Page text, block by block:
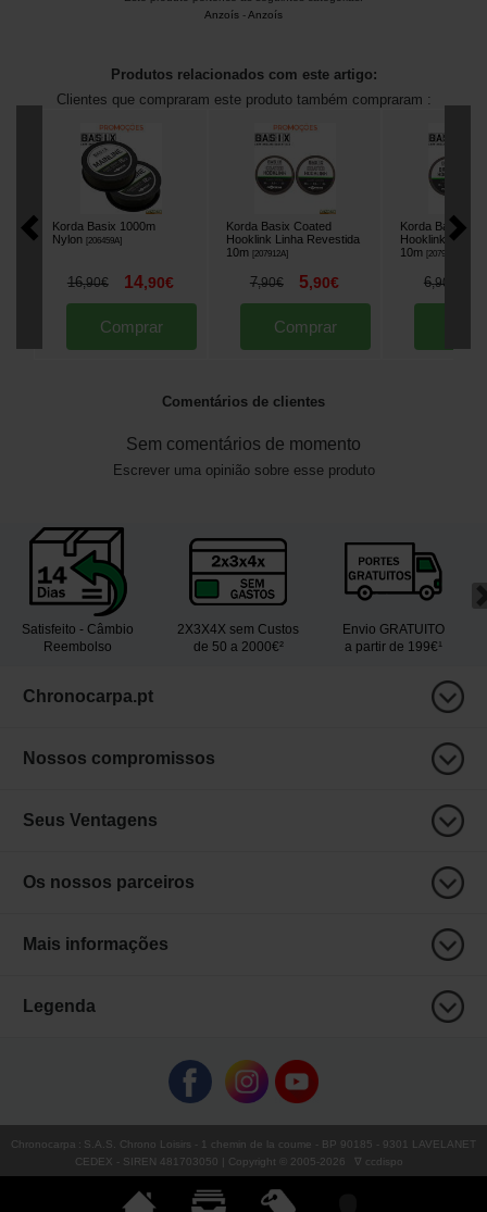
Anzoís -Anzoís
Produtos relacionados com este artigo:
Clientes que compraram este produto também compraram :
Korda Basix 1000m
Nylon
206459A]
16,90€ 14,90€
Comprar
Korda Basix Coated
Hooklink Linha Revestida
10m
207912A]
7,90€ 5,90€
Comprar
Korda Basix
Hooklink Fio
10m
207914A
6,90
Comentários de clientes
Sem comentários de momento
Escrever uma opinião sobre esse produto
Satisfeito - Câmbio
Reembolso
2X3X4X sem Custos
de 50 a 2000€²
Envio GRATUITO
a partir de 199€¹
Chronocarpa.pt
Nossos compromissos
Seus Ventagens
Os nossos parceiros
Mais informações
Legenda
Chronocarpa : S.A.S. Chrono Loisirs - 1 chemin de la coume - BP 90185 - 9301 LAVELANET
CEDEX - SIREN 481703050 | Copyright © 2005-2026 ∇ ccdispo